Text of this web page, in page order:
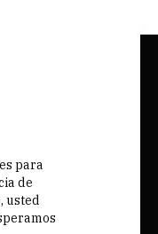
para
de
usted
bairrada
Bairrada